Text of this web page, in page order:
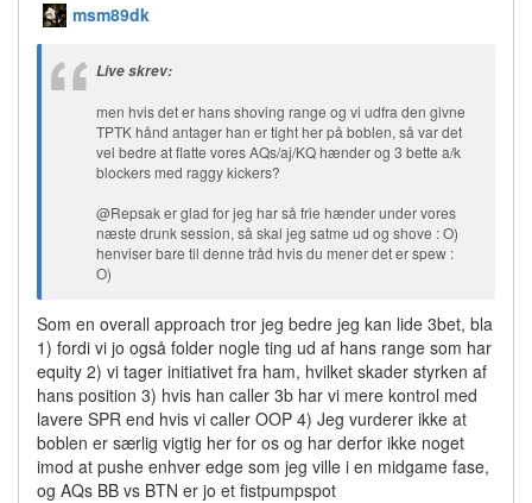
msm89dk
Live skrev:
men hvis det er hans shoving range og vi udfra den givne
TPTK hånd antager han er tight her på boblen, så var det
vel bedre at flatte vores AQs/aj/KQ hænder og 3 bette a/k
blockers med raggy kickers?
@Repsak er glad for jeg har så frie hænder under vores
næste drunk session, så skal jeg satme ud og shove : O)
henviser bare til denne tråd hvis du mener det er spew :
O)
Som en overall approach tror jeg bedre jeg kan lide 3bet, bla
1) fordi vi jo også folder nogle ting ud af hans range som har
equity 2) vi tager initiativet fra ham, hvilket skader styrken af
hans position 3) hvis han caller 3b har vi mere kontrol med
lavere SPR end hvis vi caller OOP 4) Jeg vurderer ikke at
boblen er særlig vigtig her for os og har derfor ikke noget
imod at pushe enhver edge som jeg ville i en midgame fase,
og AQs BB vs BTN er jo et fistpumpspot